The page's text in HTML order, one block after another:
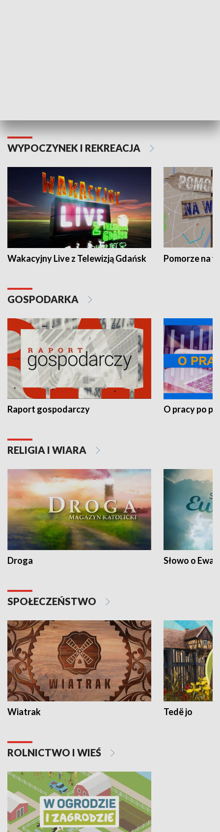
WYPOCZYNEK I REKREACJA
Wakacyjny Live z Telewizją Gdańsk Pomorze na
GOSPODARKA
Raport gospodarczy O pracy po
RELIGIA I WIARA
Droga Słowo o
SPOŁECZEŃSTWO
Wiatrak Tedë jo
ROLNICTWO I WIEŚ